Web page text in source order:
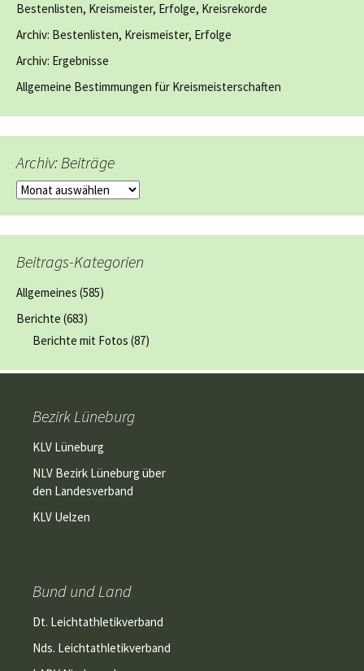
Bestenlisten, Kreismeister, Erfolge, Kreisrekorde
Archiv: Bestenlisten, Kreismeister, Erfolge
Archiv: Ergebnisse
Allgemeine Bestimmungen für Kreismeisterschaften
Archiv: Beiträge
Archiv:
Beitrags-Kategorien
Allgemeines (585)
Berichte (683)
Berichte mit Fotos (87)
Bezirk Lüneburg
KLV Lüneburg
NLV Bezirk Lüneburg über
den Landesverband
KLV Uelzen
Bund und Land
Dt. Leichtathletikverband
Nds. Leichtathletikverband